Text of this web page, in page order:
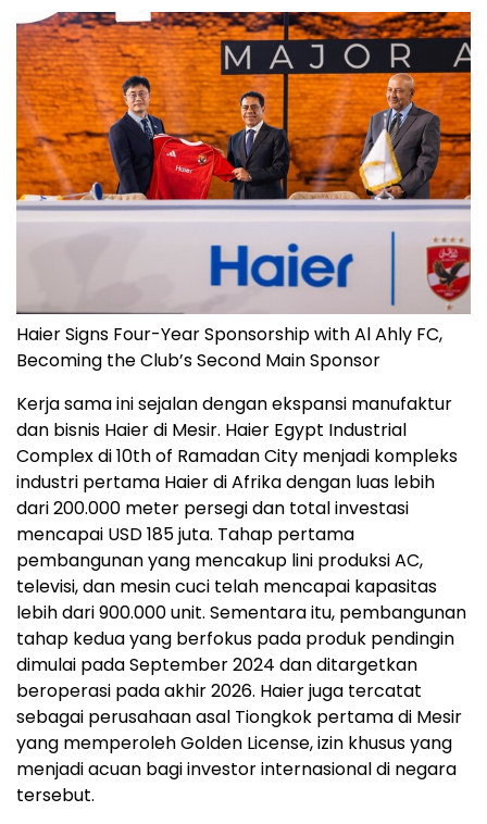
Haier Signs Four-Year Sponsorship with Al Ahly FC,
Becoming the Club’s Second Main Sponsor
Kerja sama ini sejalan dengan ekspansi manufaktur
dan bisnis Haier di Mesir. Haier Egypt Industrial
Complex di 10th of Ramadan City menjadi kompleks
industri pertama Haier di Afrika dengan luas lebih
dari 200.000 meter persegi dan total investasi
mencapai USD 185 juta. Tahap pertama
pembangunan yang mencakup lini produksi AC,
televisi, dan mesin cuci telah mencapai kapasitas
lebih dari 900.000 unit. Sementara itu, pembangunan
tahap kedua yang berfokus pada produk pendingin
dimulai pada September 2024 dan ditargetkan
beroperasi pada akhir 2026. Haier juga tercatat
sebagai perusahaan asal Tiongkok pertama di Mesir
yang memperoleh Golden License, izin khusus yang
menjadi acuan bagi investor internasional di negara
tersebut.